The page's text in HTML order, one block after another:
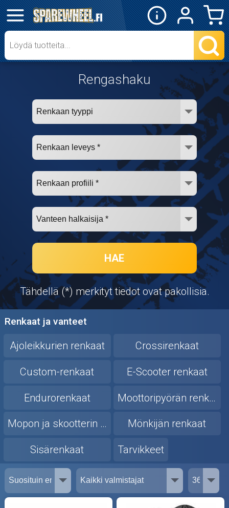
✕
Mopon osat
Skootterin osat
Crossipyörän osat
Moottoripyörän osat
Moottorikelkan osat
Mopoauton osat
Mönkijän osat
Puutarha ja metsä
Ajovarusteet
Nastarenkaat
Renkaat ja vanteet
Outlet-tuotteet
Rengashaku
HAE
Tähdellä (*) merkityt tiedot ovat pakollisia.
Renkaat ja vanteet
Ajoleikkurien renkaat Crossirenkaat
Custom-renkaat E-Scooter renkaat
Endurorenkaat Moottoripyörän renkaat
Mopon ja skootterin renkaat Mönkijän renkaat
Sisärenkaat Tarvikkeet